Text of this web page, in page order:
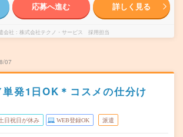
応募へ進む 詳しく見る
会社 株式会社テクノ・サービス 採用担当
07
発1日OK＊コスメの仕分け
日祝日が休み WEB登録OK 派遣